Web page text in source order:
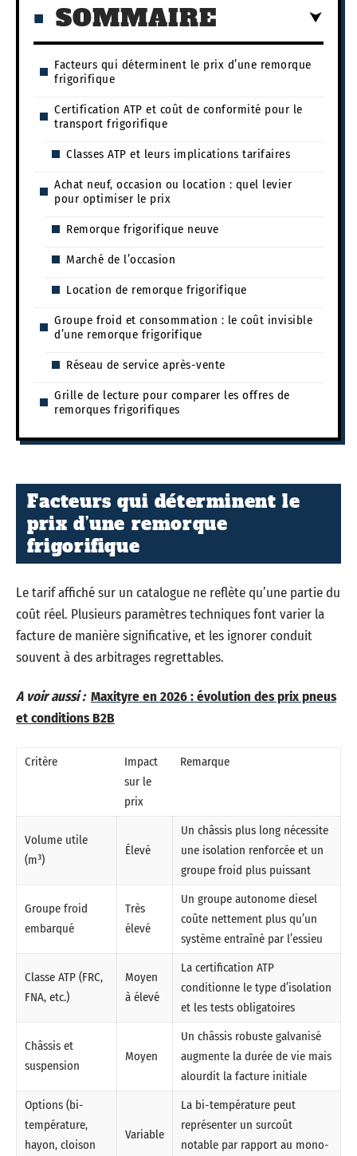
SOMMAIRE
Facteurs qui déterminent le prix d’une remorque
frigorifique
Certification ATP et coût de conformité pour le
transport frigorifique
Classes ATP et leurs implications tarifaires
Achat neuf, occasion ou location : quel levier
pour optimiser le prix
Remorque frigorifique neuve
Marché de l’occasion
Location de remorque frigorifique
Groupe froid et consommation : le coût invisible
d’une remorque frigorifique
Réseau de service après-vente
Grille de lecture pour comparer les offres de
remorques frigorifiques
Facteurs qui déterminent le
prix d’une remorque
frigorifique
Le tarif affiché sur un catalogue ne reflète qu’une partie du
coût réel. Plusieurs paramètres techniques font varier la
facture de manière significative, et les ignorer conduit
souvent à des arbitrages regrettables.
A voir aussi : Maxityre en 2026 : évolution des prix pneus
et conditions B2B
Critère
Impact
sur le
prix
Remarque
Volume utile
(m³)
Élevé
Un châssis plus long nécessite
une isolation renforcée et un
groupe froid plus puissant
Groupe froid
embarqué
Très
élevé
Un groupe autonome diesel
coûte nettement plus qu’un
système entraîné par l’essieu
Classe ATP (FRC,
FNA, etc.)
Moyen
à élevé
La certification ATP
conditionne le type d’isolation
et les tests obligatoires
Châssis et
suspension
Moyen
Un châssis robuste galvanisé
augmente la durée de vie mais
alourdit la facture initiale
Options (bi-
température,
hayon, cloison
Variable
La bi-température peut
représenter un surcoût
notable par rapport au mono-